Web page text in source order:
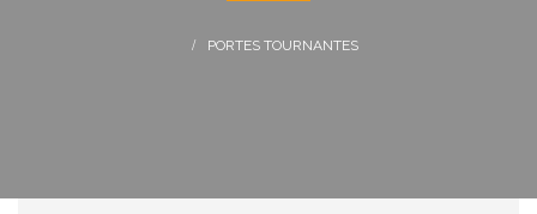
PORTES TOURNANTES